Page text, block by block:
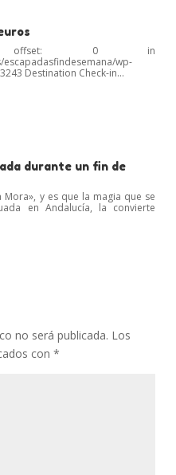
offset: 0 in
wp-
Destination Check-in...
durante un fin de
Mora», y es que la magia que se
en Andalucía, la convierte
no será publicada. Los
con *